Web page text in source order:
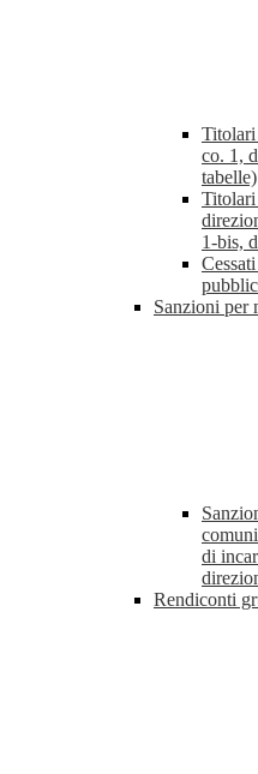
co. 1,
tabelle)
1-bis,
Sanzioni per
di
Rendiconti